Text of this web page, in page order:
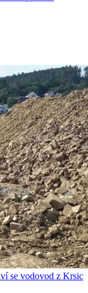
se vodovod z Krsic